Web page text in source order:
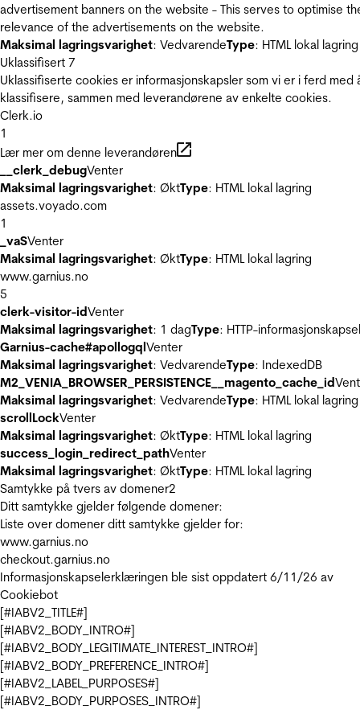
advertisement banners on the website - This serves to optimise
relevance of the advertisements on the website.
Maksimal lagringsvarighet: VedvarendeType: HTML lokal lagring
Uklassifisert 7
Uklassifiserte cookies er informasjonskapsler som vi er i ferd med
klassifisere, sammen med leverandørene av enkelte cookies.
Clerk.io
1
Lær mer om denne leverandøren
__clerk_debugVenter
Maksimal lagringsvarighet: ØktType: HTML lokal lagring
assets.voyado.com
1
_vaSVenter
Maksimal lagringsvarighet: ØktType: HTML lokal lagring
www.garnius.no
5
clerk-visitor-idVenter
Maksimal lagringsvarighet: 1 dagType: HTTP-informasjonskapsel
Garnius-cache#apollogqlVenter
Maksimal lagringsvarighet: VedvarendeType: IndexedDB
M2_VENIA_BROWSER_PERSISTENCE__magento_cache_id
Maksimal lagringsvarighet: VedvarendeType: HTML lokal lagring
scrollLockVenter
Maksimal lagringsvarighet: ØktType: HTML lokal lagring
success_login_redirect_pathVenter
Maksimal lagringsvarighet: ØktType: HTML lokal lagring
Samtykke på tvers av domener2
Ditt samtykke gjelder følgende domener:
Liste over domener ditt samtykke gjelder for:
www.garnius.no
checkout.garnius.no
Informasjonskapselerklæringen ble sist oppdatert 6/11/26 av
Cookiebot
[#IABV2_TITLE#]
[#IABV2_BODY_INTRO#]
[#IABV2_BODY_LEGITIMATE_INTEREST_INTRO#]
[#IABV2_BODY_PREFERENCE_INTRO#]
[#IABV2_LABEL_PURPOSES#]
[#IABV2_BODY_PURPOSES_INTRO#]